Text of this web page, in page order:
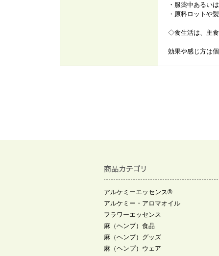
・服薬中あるい
・原料ロットや
◇食生活は、主食
効果や感じ方は
アルケミーエッセンス®
アルケミー・アロマオイル
フラワーエッセンス
麻（ヘンプ）食品
麻（ヘンプ）グッズ
麻（ヘンプ）ウェア